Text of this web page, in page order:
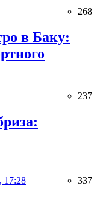
268
в Баку:
237
17:28 337